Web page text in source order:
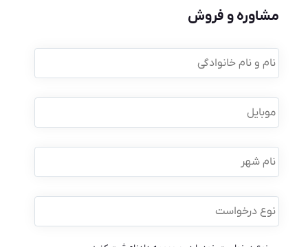
مشاوره و فروش
نام
و
نام
موبایل *
نام
شهر
نوع
درخواست *